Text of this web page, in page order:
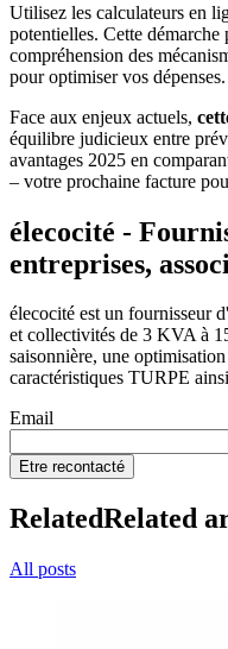
Utilisez les calculateurs en
potentielles. Cette
compréhension des
pour optimiser vos dépenses.
Face aux enjeux actuels,
équilibre judicieux entre
avantages 2025 en
– votre prochaine facture
élecocité -
entreprises,
élecocité est un fournisseur
et collectivités de 3 KVA à
saisonnière, une
caractéristiques TURPE
Email
Etre recontacté
RelatedRelated
All posts